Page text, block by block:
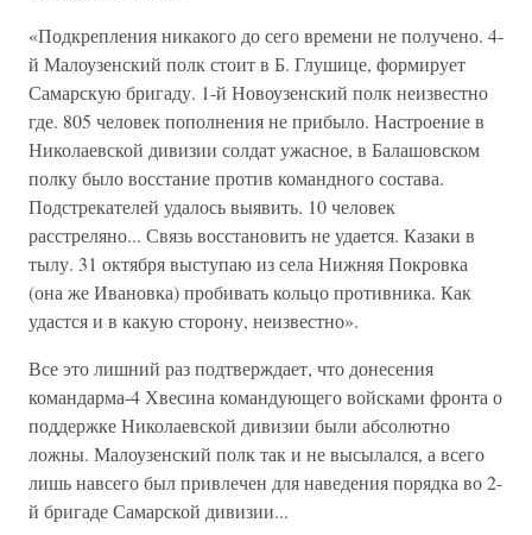
«Подкрепления никакого до сего времени не получено. 4-
й Малоузенский полк стоит в Б. Глушице, формирует
Самарскую бригаду. 1-й Новоузенский полк неизвестно
где. 805 человек пополнения не прибыло. Настроение в
Николаевской дивизии солдат ужасное, в Балашовском
полку было восстание против командного состава.
Подстрекателей удалось выявить. 10 человек
расстреляно... Связь восстановить не удается. Казаки в
тылу. 31 октября выступаю из села Нижняя Покровка
(она же Ивановка) пробивать кольцо противника. Как
удастся и в какую сторону, неизвестно».
Все это лишний раз подтверждает, что донесения
командарма-4 Хвесина командующего войсками фронта о
поддержке Николаевской дивизии были абсолютно
ложны. Малоузенский полк так и не высылался, а всего
лишь навсего был привлечен для наведения порядка во 2-
й бригаде Самарской дивизии...